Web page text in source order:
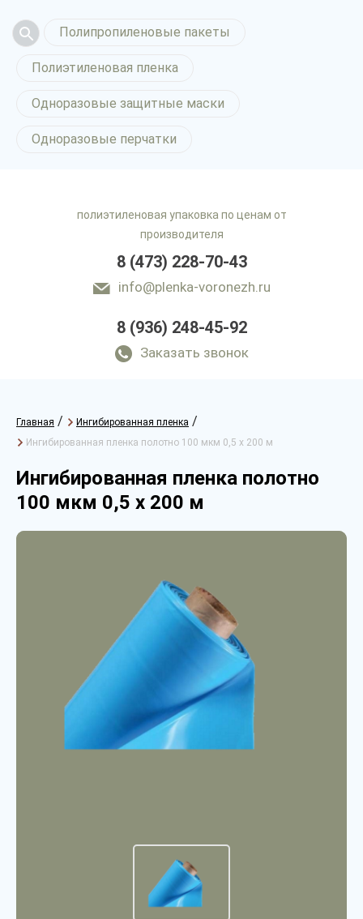
Полипропиленовые пакеты
Полиэтиленовая пленка
Одноразовые защитные маски
Одноразовые перчатки
полиэтиленовая упаковка по ценам от
производителя
8 (473) 228-70-43
info@plenka-voronezh.ru
8 (936) 248-45-92
Заказать звонок
Главная / Ингибированная пленка /
Ингибированная пленка полотно 100 мкм 0,5 х 200 м
Ингибированная пленка полотно
100 мкм 0,5 х 200 м